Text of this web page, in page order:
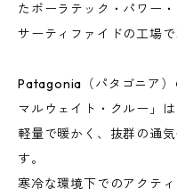
たポーラテック・パワー
サーティファイドの工場
Patagonia（パタゴニア）
マルウェイト・クルー」は
軽量で暖かく、抜群の通
す。
寒冷な環境下でのアクテ